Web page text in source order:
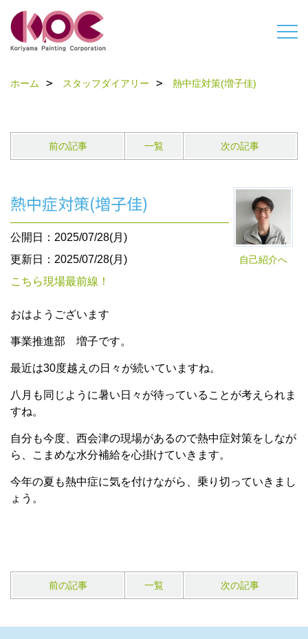
ホーム スタッフダイアリー 熱中症対策(増子佳)
前の記事 一覧 次の記事
自己紹介へ
熱中症対策(増子佳)
公開日：2025/07/28(月)
更新日：2025/07/28(月)
こちら現場最前線！
おはようございます
事業推進部 増子です。
最近は30度越えの日々が続いていますね。
八月も同じように暑い日々が待っていることが考えられま
すね。
自分も今度、西会津の現場があるので熱中症対策をしなが
ら、こまめな水分補給を心掛けていきます。
今年の夏も熱中症に気を付けながら、乗り切っていきまし
ょう。
前の記事 一覧 次の記事